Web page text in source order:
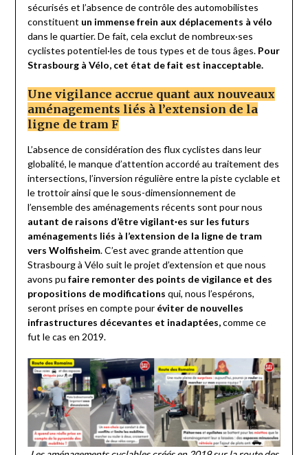
sécurisés et l’absence de contrôle des automobilistes
constituent un immense frein aux déplacements à vélo
dans le quartier. De fait, cela exclut de nombreux·ses
cyclistes potentiel·les de tous types et de tous âges. Pour
Strasbourg à Vélo, cet état de fait est inacceptable.
Une vigilance accrue quant aux nouveaux
aménagements liés à l’extension de la
ligne de tram F
L’absence de considération des flux cyclistes dans leur
globalité, le manque d’attention accordé au traitement des
intersections, l’inversion régulière entre la piste cyclable et
le trottoir ainsi que le sous-dimensionnement de
l’ensemble des aménagements récents sont pour nous
autant de raisons d’être vigilant·es sur les futurs
aménagements liés à l’extension de la ligne de tram
vers Wolfisheim. C’est avec grande attention que
Strasbourg à Vélo suit le projet d’extension et que nous
avons pu faire remonter des points de vigilance et des
propositions de modifications qui, nous l’espérons,
seront prises en compte pour éviter de nouvelles
infrastructures décevantes et inadaptées,comme ce
fut le cas en 2019.